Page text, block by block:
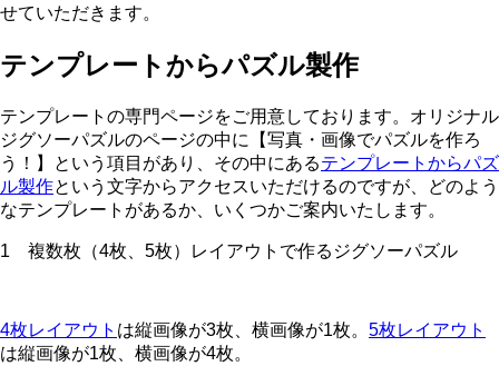
せていただきます。
テンプレートからパズル製作
テンプレートの専門ページをご用意しております。オリジナル
ジグソーパズルのページの中に【写真・画像でパズルを作ろ
う！】という項目があり、その中にあるテンプレートからパズ
ル製作という文字からアクセスいただけるのですが、どのよう
なテンプレートがあるか、いくつかご案内いたします。
1 複数枚（4枚、5枚）レイアウトで作るジグソーパズル
4枚レイアウト は縦画像が3枚、横画像が1枚。 5枚レイアウト
は縦画像が1枚、横画像が4枚。